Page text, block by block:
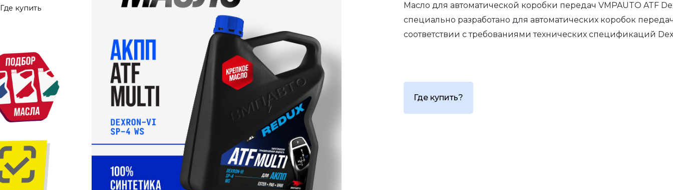
Где купить
Масло для автоматической коробки передач VMPAUTO ATF
специально разработано для автоматических коробок
соответствии с требованиями технических спецификаций
Где купить?